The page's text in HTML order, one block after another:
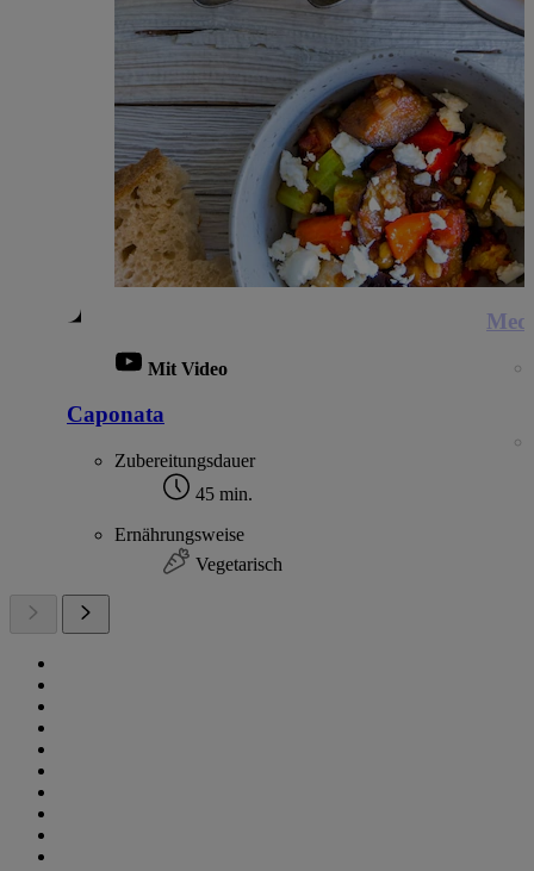
Mit Video
Caponata
Zubereitungsdauer
45 min.
Ernährungsweise
Vegetarisch